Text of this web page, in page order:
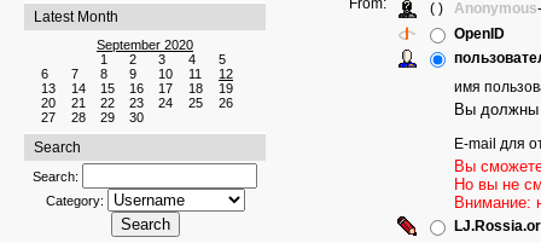
Latest Month
September 2020
1
2 3 4
5
6
7 8 9 10 11
12
13
14 15 16 17 18
19
20
21 22 23 24 25
26
27
28 29 30
Search
Search:
Category:
From: ( ) Anonymous
OpenID
имя
Вы должны
E-mail для
Вы
Но вы не
Внимание: